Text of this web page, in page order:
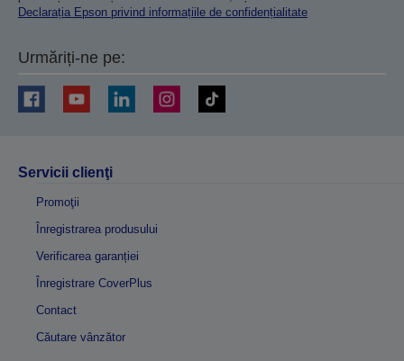
Declarația Epson privind informațiile de confidențialitate
Urmăriți-ne pe:
Servicii clienţi
Promoţii
Înregistrarea produsului
Verificarea garanției
Înregistrare CoverPlus
Contact
Căutare vânzător